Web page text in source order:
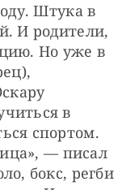
Штука в
И родители,
Но уже в
в
спортом.
— писал
бокс, регби